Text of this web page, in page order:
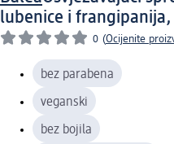
lubenice i frangipanija,
0 (Ocijenite
bez parabena
veganski
bez bojila